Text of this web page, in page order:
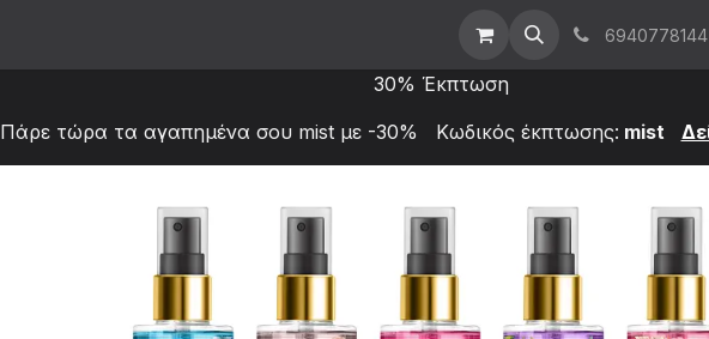
Χονδρική 6940778144
30% Έκπτωση
Πάρε τώρα τα αγαπημένα σου mist με -30% Κωδικός έκπτωσης: mist